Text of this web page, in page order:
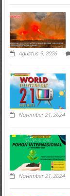
Agustus 9, 2026
November 21, 2024
November 21, 2024